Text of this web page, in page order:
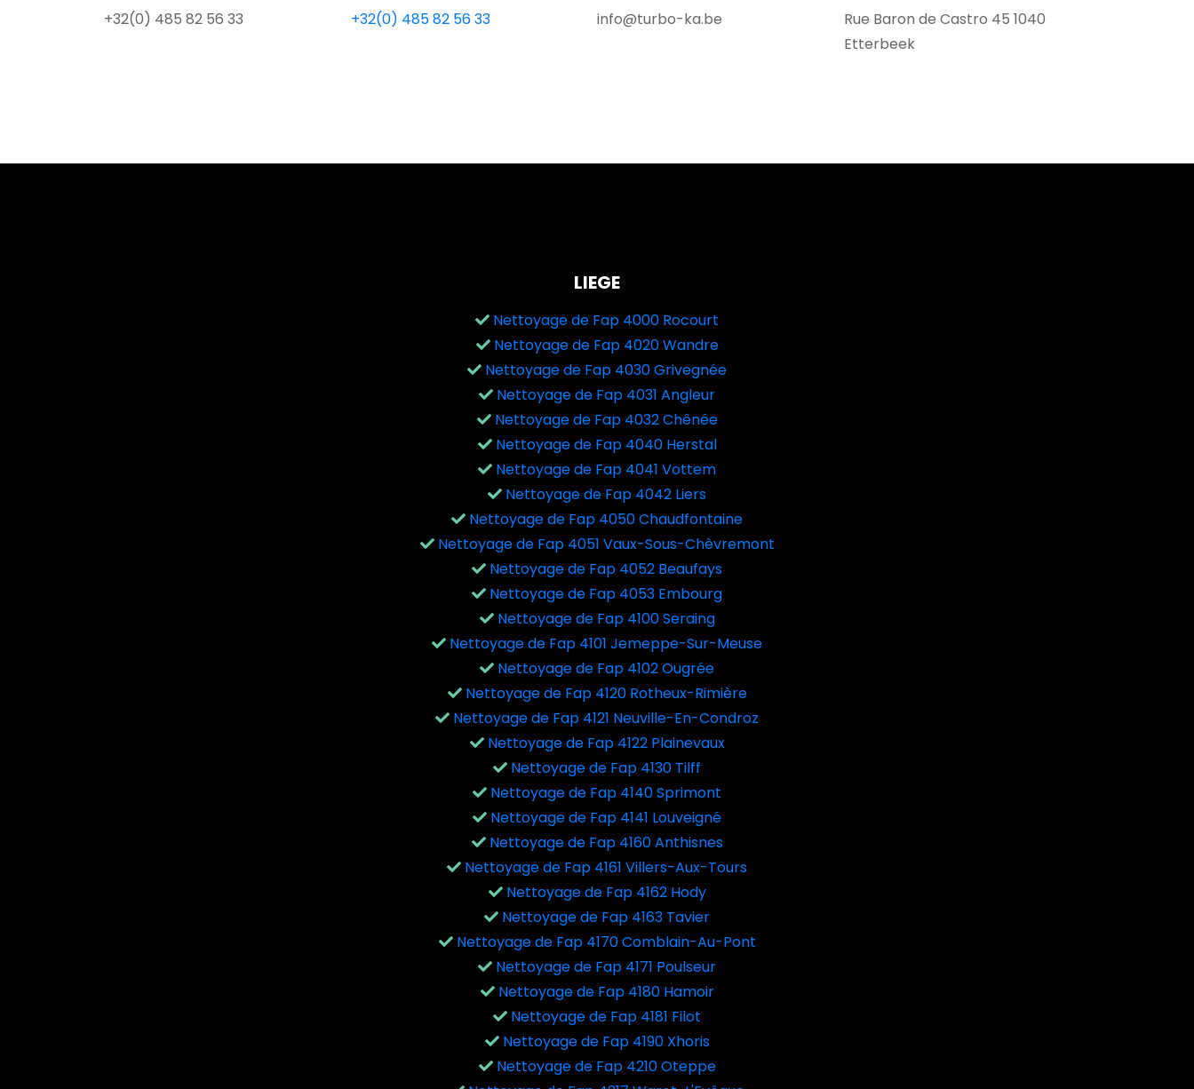
+32(0) 485 82 56 33 +32(0) 485 82 56 33 info@turbo-ka.be
Rue Baron de Castro 45 1040
Etterbeek
LIEGE
Nettoyage de Fap 4000 Rocourt
Nettoyage de Fap 4020 Wandre
Nettoyage de Fap 4030 Grivegnée
Nettoyage de Fap 4031 Angleur
Nettoyage de Fap 4032 Chênée
Nettoyage de Fap 4040 Herstal
Nettoyage de Fap 4041 Vottem
Nettoyage de Fap 4042 Liers
Nettoyage de Fap 4050 Chaudfontaine
Nettoyage de Fap 4051 Vaux-Sous-Chèvremont
Nettoyage de Fap 4052 Beaufays
Nettoyage de Fap 4053 Embourg
Nettoyage de Fap 4100 Seraing
Nettoyage de Fap 4101 Jemeppe-Sur-Meuse
Nettoyage de Fap 4102 Ougrée
Nettoyage de Fap 4120 Rotheux-Rimière
Nettoyage de Fap 4121 Neuville-En-Condroz
Nettoyage de Fap 4122 Plainevaux
Nettoyage de Fap 4130 Tilff
Nettoyage de Fap 4140 Sprimont
Nettoyage de Fap 4141 Louveigné
Nettoyage de Fap 4160 Anthisnes
Nettoyage de Fap 4161 Villers-Aux-Tours
Nettoyage de Fap 4162 Hody
Nettoyage de Fap 4163 Tavier
Nettoyage de Fap 4170 Comblain-Au-Pont
Nettoyage de Fap 4171 Poulseur
Nettoyage de Fap 4180 Hamoir
Nettoyage de Fap 4181 Filot
Nettoyage de Fap 4190 Xhoris
Nettoyage de Fap 4210 Oteppe